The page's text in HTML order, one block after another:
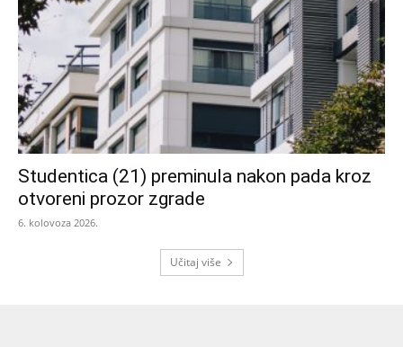
Studentica (21) preminula nakon pada kroz
otvoreni prozor zgrade
6. kolovoza 2026.
Učitaj više